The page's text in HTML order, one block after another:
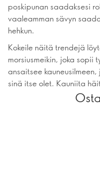
poskipunan saadaksesi
vaaleamman sävyn
hehkun.
Kokeile näitä trendejä
morsiusmeikin, joka sopii
ansaitsee
sinä itse olet. Kauniita